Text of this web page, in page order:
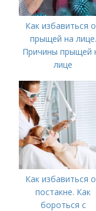
Как избавиться
прыщей на лице.
Причины прыщей
лице
Как избавиться
постакне. Как
бороться с